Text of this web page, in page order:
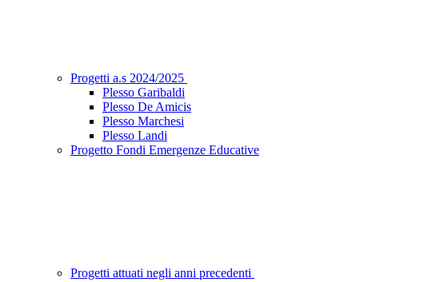
Progetti a.s 2024/2025
Plesso Garibaldi
Plesso De Amicis
Plesso Marchesi
Plesso Landi
Progetto Fondi Emergenze Educative
Progetti attuati negli anni precedenti